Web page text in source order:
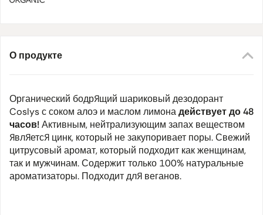
О продукте
Органический бодрящий шариковый дезодорант
Coslys с соком алоэ и маслом лимонадействует до 48
часов!Активным, нейтрализующим запах веществом
является цинк, который не закупоривает поры. Свежий
цитрусовый аромат, который подходит как женщинам,
так и мужчинам. Содержит только 100% натуральные
ароматизаторы. Подходит для веганов.